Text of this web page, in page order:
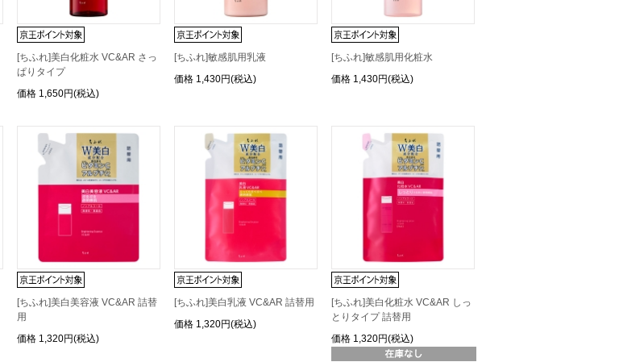
[ちふれ]美白化粧水 VC&AR さっ
ぱりタイプ
価格 1,650円(税込)
[ちふれ]敏感肌用乳液
価格 1,430円(税込)
[ちふれ]敏感肌用化粧水
価格 1,430円(税込)
[ちふれ]美白美容液 VC&AR 詰替
用
価格 1,320円(税込)
[ちふれ]美白乳液 VC&AR 詰替用
価格 1,320円(税込)
[ちふれ]美白化粧水 VC&AR しっ
とりタイプ 詰替用
価格 1,320円(税込)